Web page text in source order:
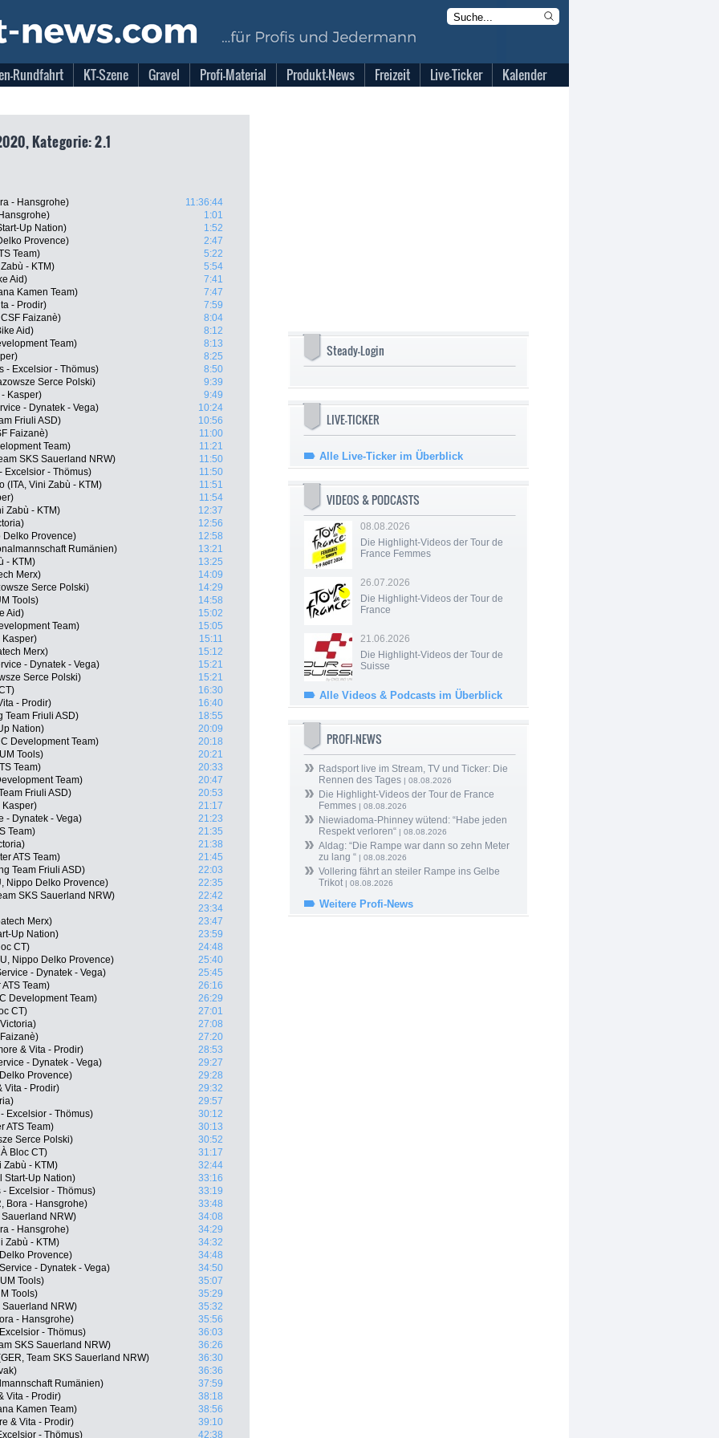
Rundfahrt KT-Szene Gravel Profi-Material Produkt-News Freizeit Live-Ticker Kalender
Kategorie: 2.1
- Hansgrohe)
11:36:44
1:01
Up Nation)
1:52
Provence)
2:47
Team)
5:22
- KTM)
5:54
Aid)
7:41
Kamen Team)
7:47
- Prodir)
7:59
Faizanè)
8:04
Aid)
8:12
Team)
8:13
8:25
- Excelsior - Thömus)
8:50
Serce Polski)
9:39
Kasper)
9:49
- Dynatek - Vega)
10:24
Friuli ASD)
10:56
Faizanè)
11:00
Team)
11:21
SKS Sauerland NRW)
11:50
Excelsior - Thömus)
11:50
(ITA, Vini Zabù - KTM)
11:51
11:54
Zabù - KTM)
12:37
12:56
Delko Provence)
12:58
Rumänien)
13:21
- KTM)
13:25
Merx)
14:09
Serce Polski)
14:29
Tools)
14:58
Aid)
15:02
Team)
15:05
Kasper)
15:11
Merx)
15:12
- Dynatek - Vega)
15:21
Serce Polski)
15:21
16:30
- Prodir)
16:40
Team Friuli ASD)
18:55
Nation)
20:09
Development Team)
20:18
Tools)
20:21
Team)
20:33
Team)
20:47
Friuli ASD)
20:53
Kasper)
21:17
- Dynatek - Vega)
21:23
Team)
21:35
21:38
ATS Team)
21:45
Team Friuli ASD)
22:03
Nippo Delko Provence)
22:35
SKS Sauerland NRW)
22:42
23:34
Merx)
23:47
Up Nation)
23:59
CT)
24:48
Nippo Delko Provence)
25:40
- Dynatek - Vega)
25:45
Team)
26:16
Development Team)
26:29
CT)
27:01
27:08
27:20
& Vita - Prodir)
28:53
- Dynatek - Vega)
29:27
Provence)
29:28
Vita - Prodir)
29:32
29:57
Excelsior - Thömus)
30:12
ATS Team)
30:13
Serce Polski)
30:52
Bloc CT)
31:17
Zabù - KTM)
32:44
Start-Up Nation)
33:16
- Excelsior - Thömus)
33:19
Bora - Hansgrohe)
33:48
NRW)
34:08
- Hansgrohe)
34:29
Zabù - KTM)
34:32
Provence)
34:48
- Dynatek - Vega)
34:50
Tools)
35:07
Tools)
35:29
Sauerland NRW)
35:32
- Hansgrohe)
35:56
- Thömus)
36:03
SKS Sauerland NRW)
36:26
Team SKS Sauerland NRW)
36:30
36:36
Rumänien)
37:59
Vita - Prodir)
38:18
Kamen Team)
38:56
& Vita - Prodir)
39:10
- Thömus)
42:38
Steady-Login
LIVE-TICKER
Alle Live-Ticker im Überblick
VIDEOS & PODCASTS
08.08.2026
Die Highlight-Videos der Tour de
France Femmes
26.07.2026
Die Highlight-Videos der Tour de
France
21.06.2026
Die Highlight-Videos der Tour de
Suisse
Alle Videos & Podcasts im Überblick
PROFI-NEWS
Radsport live im Stream, TV und Ticker: Die
Rennen des Tages | 08.08.2026
Die Highlight-Videos der Tour de France
Femmes | 08.08.2026
Niewiadoma-Phinney wütend: “Habe jeden
Respekt verloren“ | 08.08.2026
Aldag: “Die Rampe war dann so zehn Meter
zu lang “ | 08.08.2026
Vollering fährt an steiler Rampe ins Gelbe
Trikot| 08.08.2026
Weitere Profi-News